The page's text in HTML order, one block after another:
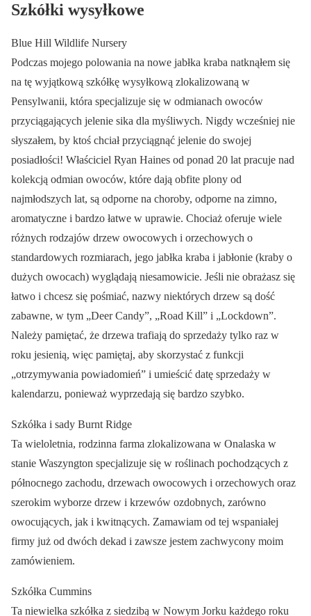
Szkółki wysyłkowe
Blue Hill Wildlife Nursery
Podczas mojego polowania na nowe jabłka kraba natknąłem się
na tę wyjątkową szkółkę wysyłkową zlokalizowaną w
Pensylwanii, która specjalizuje się w odmianach owoców
przyciągających jelenie sika dla myśliwych. Nigdy wcześniej nie
słyszałem, by ktoś chciał przyciągnąć jelenie do swojej
posiadłości! Właściciel Ryan Haines od ponad 20 lat pracuje nad
kolekcją odmian owoców, które dają obfite plony od
najmłodszych lat, są odporne na choroby, odporne na zimno,
aromatyczne i bardzo łatwe w uprawie. Chociaż oferuje wiele
różnych rodzajów drzew owocowych i orzechowych o
standardowych rozmiarach, jego jabłka kraba i jabłonie (kraby o
dużych owocach) wyglądają niesamowicie. Jeśli nie obrażasz się
łatwo i chcesz się pośmiać, nazwy niektórych drzew są dość
zabawne, w tym „Deer Candy”, „Road Kill” i „Lockdown”.
Należy pamiętać, że drzewa trafiają do sprzedaży tylko raz w
roku jesienią, więc pamiętaj, aby skorzystać z funkcji
„otrzymywania powiadomień” i umieścić datę sprzedaży w
kalendarzu, ponieważ wyprzedają się bardzo szybko.
Szkółka i sady Burnt Ridge
Ta wieloletnia, rodzinna farma zlokalizowana w Onalaska w
stanie Waszyngton specjalizuje się w roślinach pochodzących z
północnego zachodu, drzewach owocowych i orzechowych oraz
szerokim wyborze drzew i krzewów ozdobnych, zarówno
owocujących, jak i kwitnących. Zamawiam od tej wspaniałej
firmy już od dwóch dekad i zawsze jestem zachwycony moim
zamówieniem.
Szkółka Cummins
Ta niewielka szkółka z siedzibą w Nowym Jorku każdego roku